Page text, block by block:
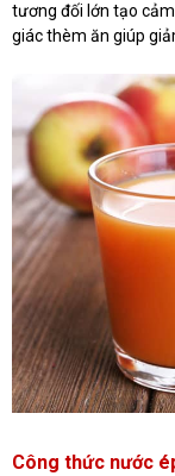
tương đối lớn tạo
giác thèm ăn giúp
Công thức nước